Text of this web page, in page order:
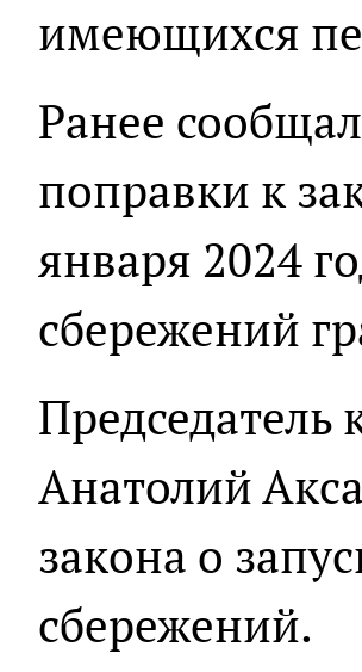
имеющихся
Ранее
поправки к
января 2024
сбережений
Анатолий
закона о
сбережений.